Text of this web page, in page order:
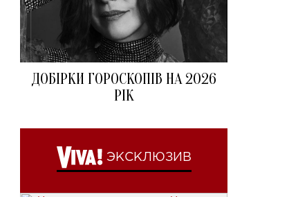
ДОБІРКИ ГОРОСКОПІВ НА 2026
РІК
ЭКСКЛЮЗИВ